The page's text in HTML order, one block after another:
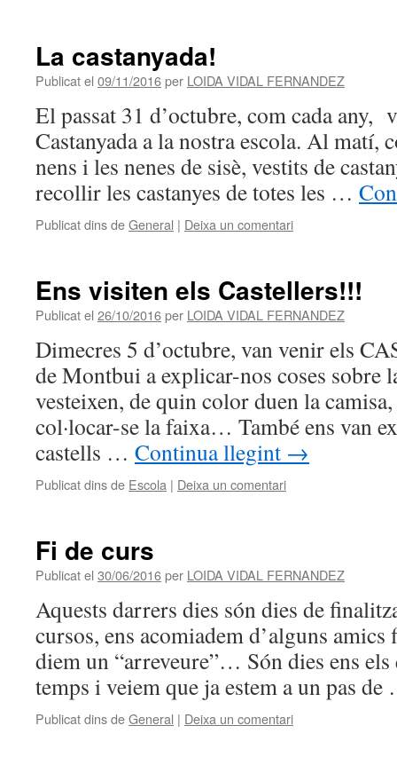
La castanyada!
Publicat el 09/11/2016per LOIDA VIDAL FERNANDEZ
El passat 31 d’octubre, com cada any,
Castanyada a la nostra escola. Al matí,
nens i les nenes de sisè, vestits de
recollir les castanyes de totes les …
Publicat dins deGeneral | Deixa un comentari
Ens visiten els Castellers!!!
Publicat el 26/10/2016per LOIDA VIDAL FERNANDEZ
Dimecres 5 d’octubre, van venir els
de Montbui a explicar-nos coses sobre
vesteixen, de quin color duen la
col·locar-se la faixa… També ens van
castells … Continua llegint →
Publicat dins de Escola | Deixa un comentari
Fi de curs
Publicat el 30/06/2016per LOIDA VIDAL FERNANDEZ
Aquests darrers dies són dies de
cursos, ens acomiadem d’alguns amics
diem un “arreveure”… Són dies ens
temps i veiem que ja estem a un pas
Publicat dins deGeneral | Deixa un comentari